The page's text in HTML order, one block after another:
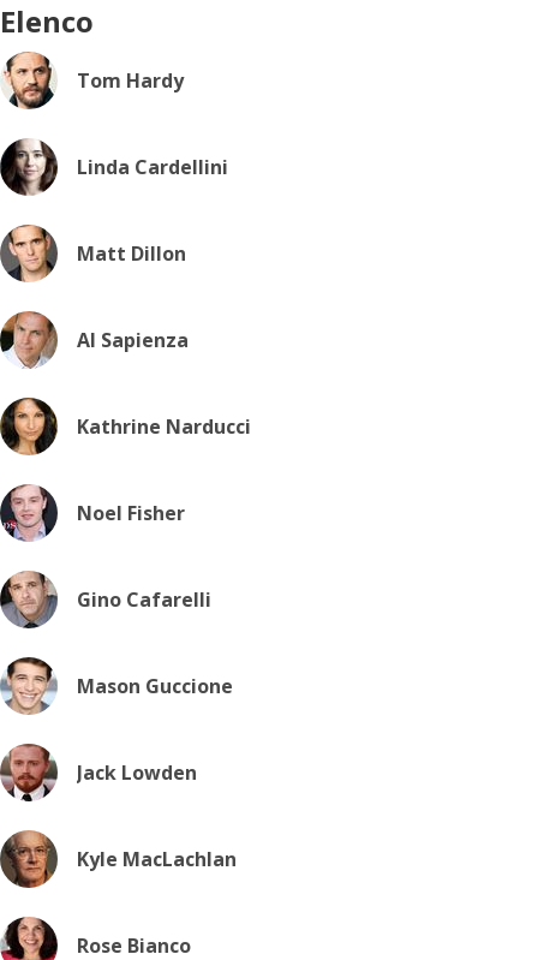
Elenco
Tom Hardy
Linda Cardellini
Matt Dillon
Al Sapienza
Kathrine Narducci
Noel Fisher
Gino Cafarelli
Mason Guccione
Jack Lowden
Kyle MacLachlan
Rose Bianco